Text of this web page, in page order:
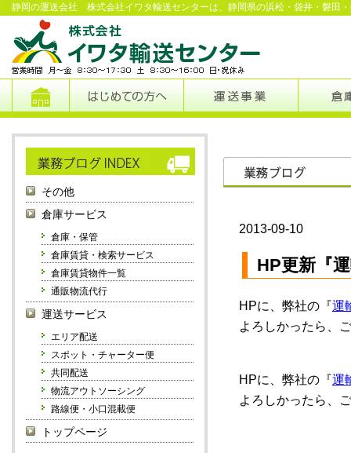
静岡の運送会社 株式会社イワタ輸送センターは、静岡県の浜松・袋井・磐田
その他
倉庫サービス
倉庫・保管
倉庫賃貸・検索サービス
倉庫賃貸物件一覧
通販物流代行
運送サービス
エリア配送
スポット・チャーター便
共同配送
物流アウトソーシング
路線便・小口混載便
トップページ
2013-09-10
HP更新『
HPに、弊社の『運
よろしかったら、
HPに、弊社の『運
よろしかったら、